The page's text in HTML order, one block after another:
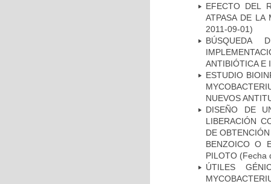
EFECTO DEL
ATPASA DE LA
2011-09-01)
BÚSQUEDA
ANTIBIÓTICA E
ESTUDIO
NUEVOS
DISEÑO DE
LIBERACIÓN
DE
BENZOICO O
PILOTO (Fecha
ÚTILES